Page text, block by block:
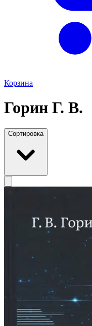
Корзина
Горин Г. В.
Сортировка